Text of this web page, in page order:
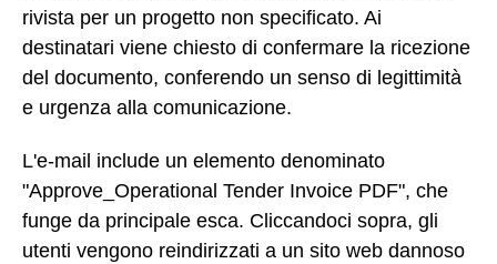
rivista per un progetto non specificato. Ai
destinatari viene chiesto di confermare la ricezione
del documento, conferendo un senso di legittimità
e urgenza alla comunicazione.
L'e-mail include un elemento denominato
"Approve_Operational Tender Invoice PDF", che
funge da principale esca. Cliccandoci sopra, gli
utenti vengono reindirizzati a un sito web dannoso